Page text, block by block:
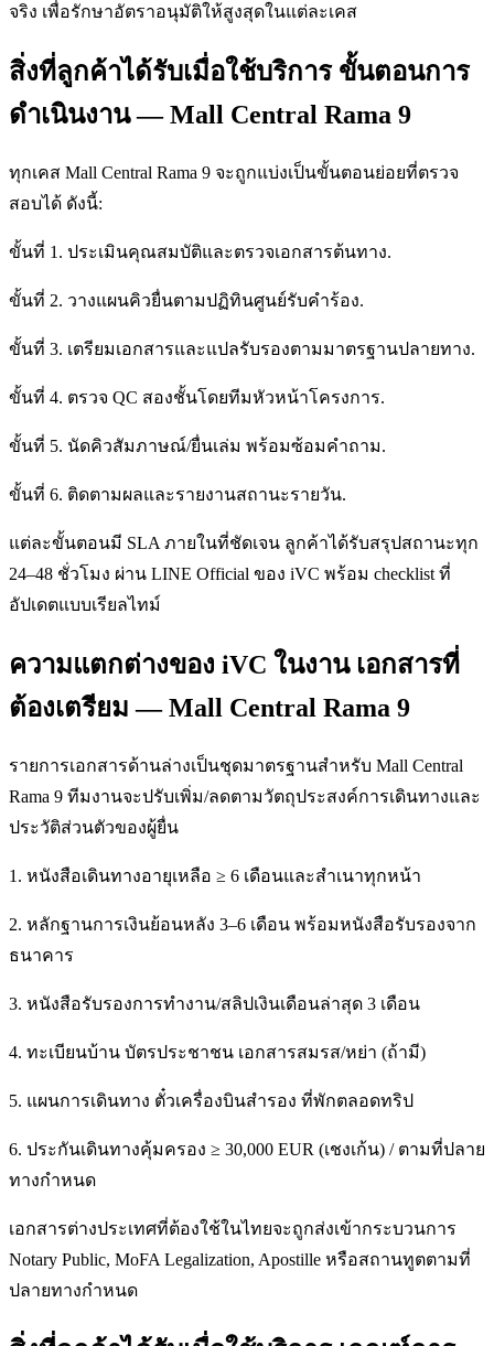
จริง เพื่อรักษาอัตราอนุมัติให้สูงสุดในแต่ละเคส
สิ่งที่ลูกค้าได้รับเมื่อใช้บริการ ขั้นตอนการ
ดำเนินงาน — Mall Central Rama 9
ทุกเคส Mall Central Rama 9 จะถูกแบ่งเป็นขั้นตอนย่อยที่ตรวจ
สอบได้ ดังนี้:
ขั้นที่ 1. ประเมินคุณสมบัติและตรวจเอกสารต้นทาง.
ขั้นที่ 2. วางแผนคิวยื่นตามปฏิทินศูนย์รับคำร้อง.
ขั้นที่ 3. เตรียมเอกสารและแปลรับรองตามมาตรฐานปลายทาง.
ขั้นที่ 4. ตรวจ QC สองชั้นโดยทีมหัวหน้าโครงการ.
ขั้นที่ 5. นัดคิวสัมภาษณ์/ยื่นเล่ม พร้อมซ้อมคำถาม.
ขั้นที่ 6. ติดตามผลและรายงานสถานะรายวัน.
แต่ละขั้นตอนมี SLA ภายในที่ชัดเจน ลูกค้าได้รับสรุปสถานะทุก
24–48 ชั่วโมง ผ่าน LINE Official ของ iVC พร้อม checklist ที่
อัปเดตแบบเรียลไทม์
ความแตกต่างของ iVC ในงาน เอกสารที่
ต้องเตรียม — Mall Central Rama 9
รายการเอกสารด้านล่างเป็นชุดมาตรฐานสำหรับ Mall Central
Rama 9 ทีมงานจะปรับเพิ่ม/ลดตามวัตถุประสงค์การเดินทางและ
ประวัติส่วนตัวของผู้ยื่น
1. หนังสือเดินทางอายุเหลือ ≥ 6 เดือนและสำเนาทุกหน้า
2. หลักฐานการเงินย้อนหลัง 3–6 เดือน พร้อมหนังสือรับรองจาก
ธนาคาร
3. หนังสือรับรองการทำงาน/สลิปเงินเดือนล่าสุด 3 เดือน
4. ทะเบียนบ้าน บัตรประชาชน เอกสารสมรส/หย่า (ถ้ามี)
5. แผนการเดินทาง ตั๋วเครื่องบินสำรอง ที่พักตลอดทริป
6. ประกันเดินทางคุ้มครอง ≥ 30,000 EUR (เชงเก้น) / ตามที่ปลาย
ทางกำหนด
เอกสารต่างประเทศที่ต้องใช้ในไทยจะถูกส่งเข้ากระบวนการ
Notary Public, MoFA Legalization, Apostille หรือสถานทูตตามที่
ปลายทางกำหนด